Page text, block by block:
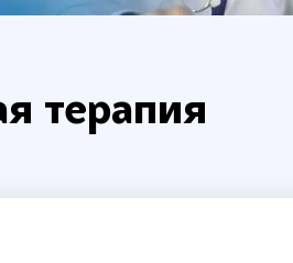
терапия